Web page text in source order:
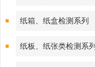
纸箱、纸盒检测系列
纸板、纸张类检测系列